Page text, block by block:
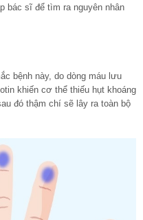
bác sĩ để tìm ra nguyên nhân
bệnh này, do dòng máu lưu
khiến cơ thể thiếu hụt khoáng
đó thậm chí sẽ lây ra toàn bộ